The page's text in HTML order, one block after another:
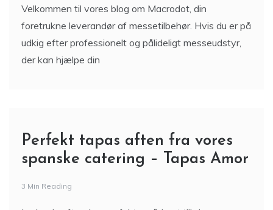
Velkommen til vores blog om Macrodot, din
foretrukne leverandør af messetilbehør. Hvis du er på
udkig efter professionelt og pålideligt messeudstyr,
der kan hjælpe din
Perfekt tapas aften fra vores
spanske catering – Tapas Amor
3 Min Reading